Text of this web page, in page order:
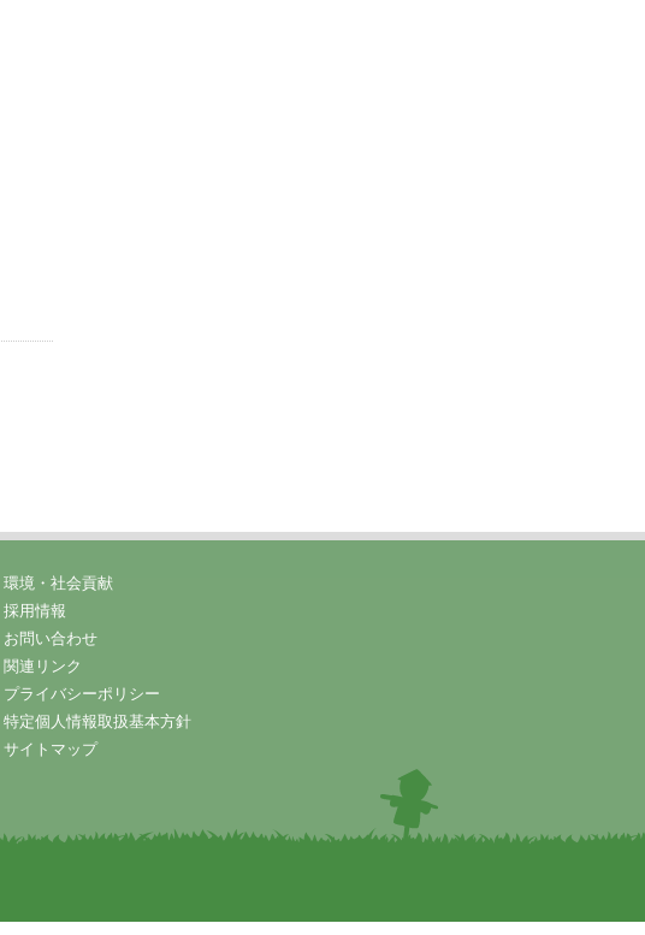
環境・社会貢献
採用情報
お問い合わせ
関連リンク
プライバシーポリシー
特定個人情報取扱基本方針
サイトマップ